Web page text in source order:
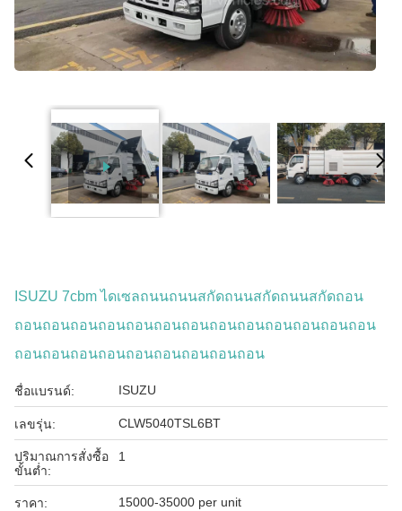
ISUZU 7cbm ไดเซลถนนถนนสกัดถนนสกัดถนนสกัดถอน
ถอนถอนถอนถอนถอนถอนถอนถอนถอนถอนถอนถอนถอน
ถอนถอนถอนถอนถอนถอนถอนถอนถอน
ชื่อแบรนด์: ISUZU
เลขรุ่น: CLW5040TSL6BT
ปริมาณการสั่งซื้อ
ขั้นต่ำ:
1
ราคา: 15000-35000 per unit